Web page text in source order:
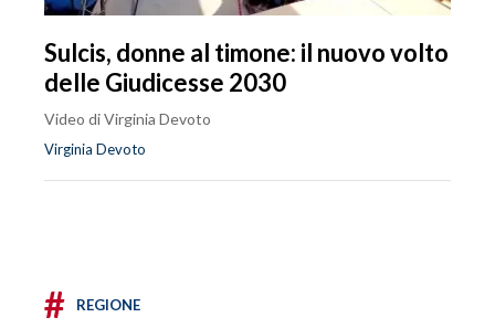
Sulcis, donne al timone: il nuovo volto
delle Giudicesse 2030
Video di Virginia Devoto
Virginia Devoto
# REGIONE